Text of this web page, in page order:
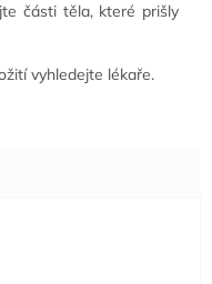
části těla, které prišly
vyhledejte lékaře.
z 5 hvězdiček.